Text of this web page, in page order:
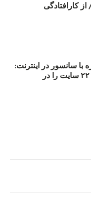
کارافتادگی
با سانسور در اینترنت:
#آزادی هم‌آیند گزارشگران‌ بدون مرز، ۲۲ سایت را در